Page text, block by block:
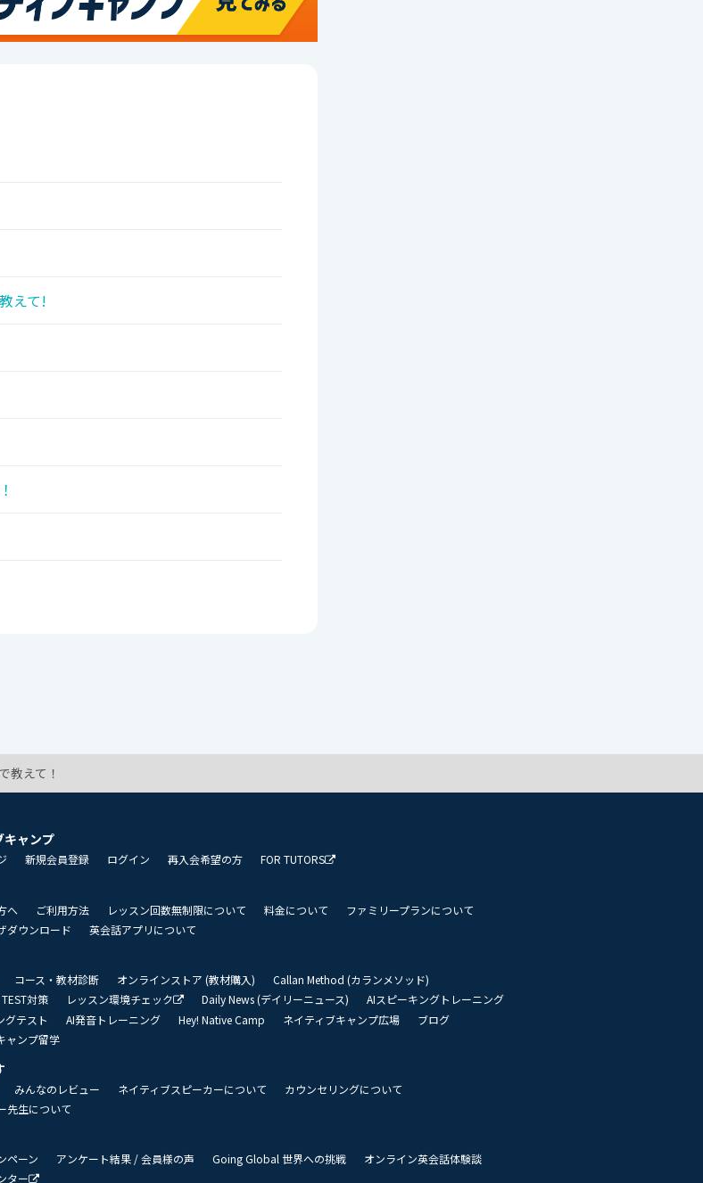
えて!
教えて！
キャンプ
新規会員登録 ログイン 再入会希望の方 FOR TUTORS
へ ご利用方法 レッスン回数無制限について 料金について
ファミリープランについて
ダウンロード
英会話アプリについて
コース・教材診断 オンラインストア (教材購入)
Callan Method (カランメソッド)
対策
レッスン環境チェック Daily News (デイリーニュース)
AIスピーキングトレーニング
グテスト
AI発音トレーニング Hey! Native Camp ネイティブキャンプ広場
ブログ
ャンプ留学
みんなのレビュー ネイティブスピーカーについて
カウンセリングについて
先生について
ペーン アンケート結果 / 会員様の声 Going Global 世界への挑戦
オンライン英会話体験談
ター